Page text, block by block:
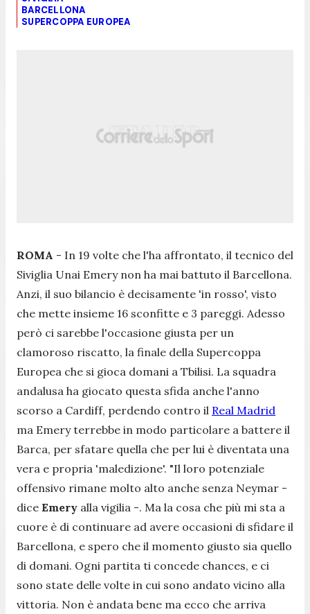
BARCELLONA
SUPERCOPPA EUROPEA
ROMA - In 19 volte che l'ha affrontato, il tecnico del
Siviglia Unai Emery non ha mai battuto il Barcellona.
Anzi, il suo bilancio è decisamente 'in rosso', visto
che mette insieme 16 sconfitte e 3 pareggi. Adesso
però ci sarebbe l'occasione giusta per un
clamoroso riscatto, la finale della Supercoppa
Europea che si gioca domani a Tbilisi. La squadra
andalusa ha giocato questa sfida anche l'anno
scorso a Cardiff, perdendo contro il Real Madrid
ma Emery terrebbe in modo particolare a battere il
Barca, per sfatare quella che per lui è diventata una
vera e propria 'maledizione'. "Il loro potenziale
offensivo rimane molto alto anche senza Neymar -
dice Emery alla vigilia -. Ma la cosa che più mi sta a
cuore è di continuare ad avere occasioni di sfidare il
Barcellona, e spero che il momento giusto sia quello
di domani. Ogni partita ti concede chances, e ci
sono state delle volte in cui sono andato vicino alla
vittoria. Non è andata bene ma ecco che arriva